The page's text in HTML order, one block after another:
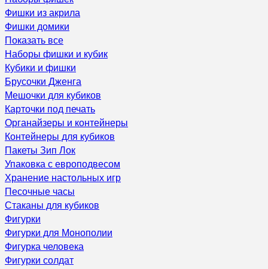
Фишки из акрила
Фишки домики
Показать все
Наборы фишки и кубик
Кубики и фишки
Брусочки Дженга
Мешочки для кубиков
Карточки под печать
Органайзеры и контейнеры
Контейнеры для кубиков
Пакеты Зип Лок
Упаковка с европодвесом
Хранение настольных игр
Песочные часы
Стаканы для кубиков
Фигурки
Фигурки для Монополии
Фигурка человека
Фигурки солдат